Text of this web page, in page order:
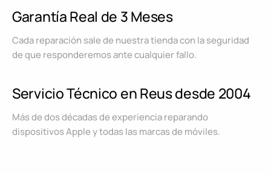
Garantía Real de 3 Meses
Cada reparación sale de nuestra tienda con la seguridad
de que responderemos ante cualquier fallo.
Servicio Técnico en Reus desde 2004
Más de dos décadas de experiencia reparando
dispositivos Apple y todas las marcas de móviles.